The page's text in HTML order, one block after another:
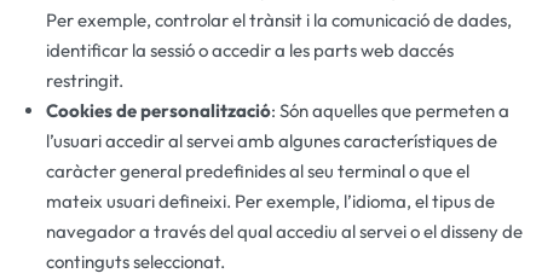
Per exemple, controlar el trànsit i la comunicació de dades,
identificar la sessió o accedir a les parts web daccés
restringit.
Cookies de personalització: Són aquelles que permeten a
l’usuari accedir al servei amb algunes característiques de
caràcter general predefinides al seu terminal o que el
mateix usuari defineixi. Per exemple, l’idioma, el tipus de
navegador a través del qual accediu al servei o el disseny de
continguts seleccionat.